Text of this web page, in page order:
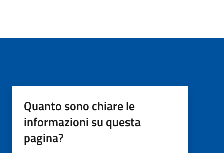
Quanto sono chiare le
informazioni su questa
pagina?